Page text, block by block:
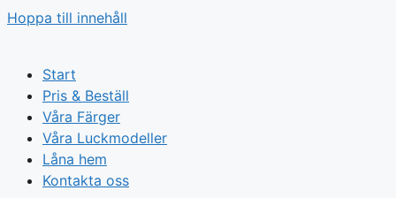
Hoppa till innehåll
Start
Pris & Beställ
Våra Färger
Våra Luckmodeller
Låna hem
Kontakta oss